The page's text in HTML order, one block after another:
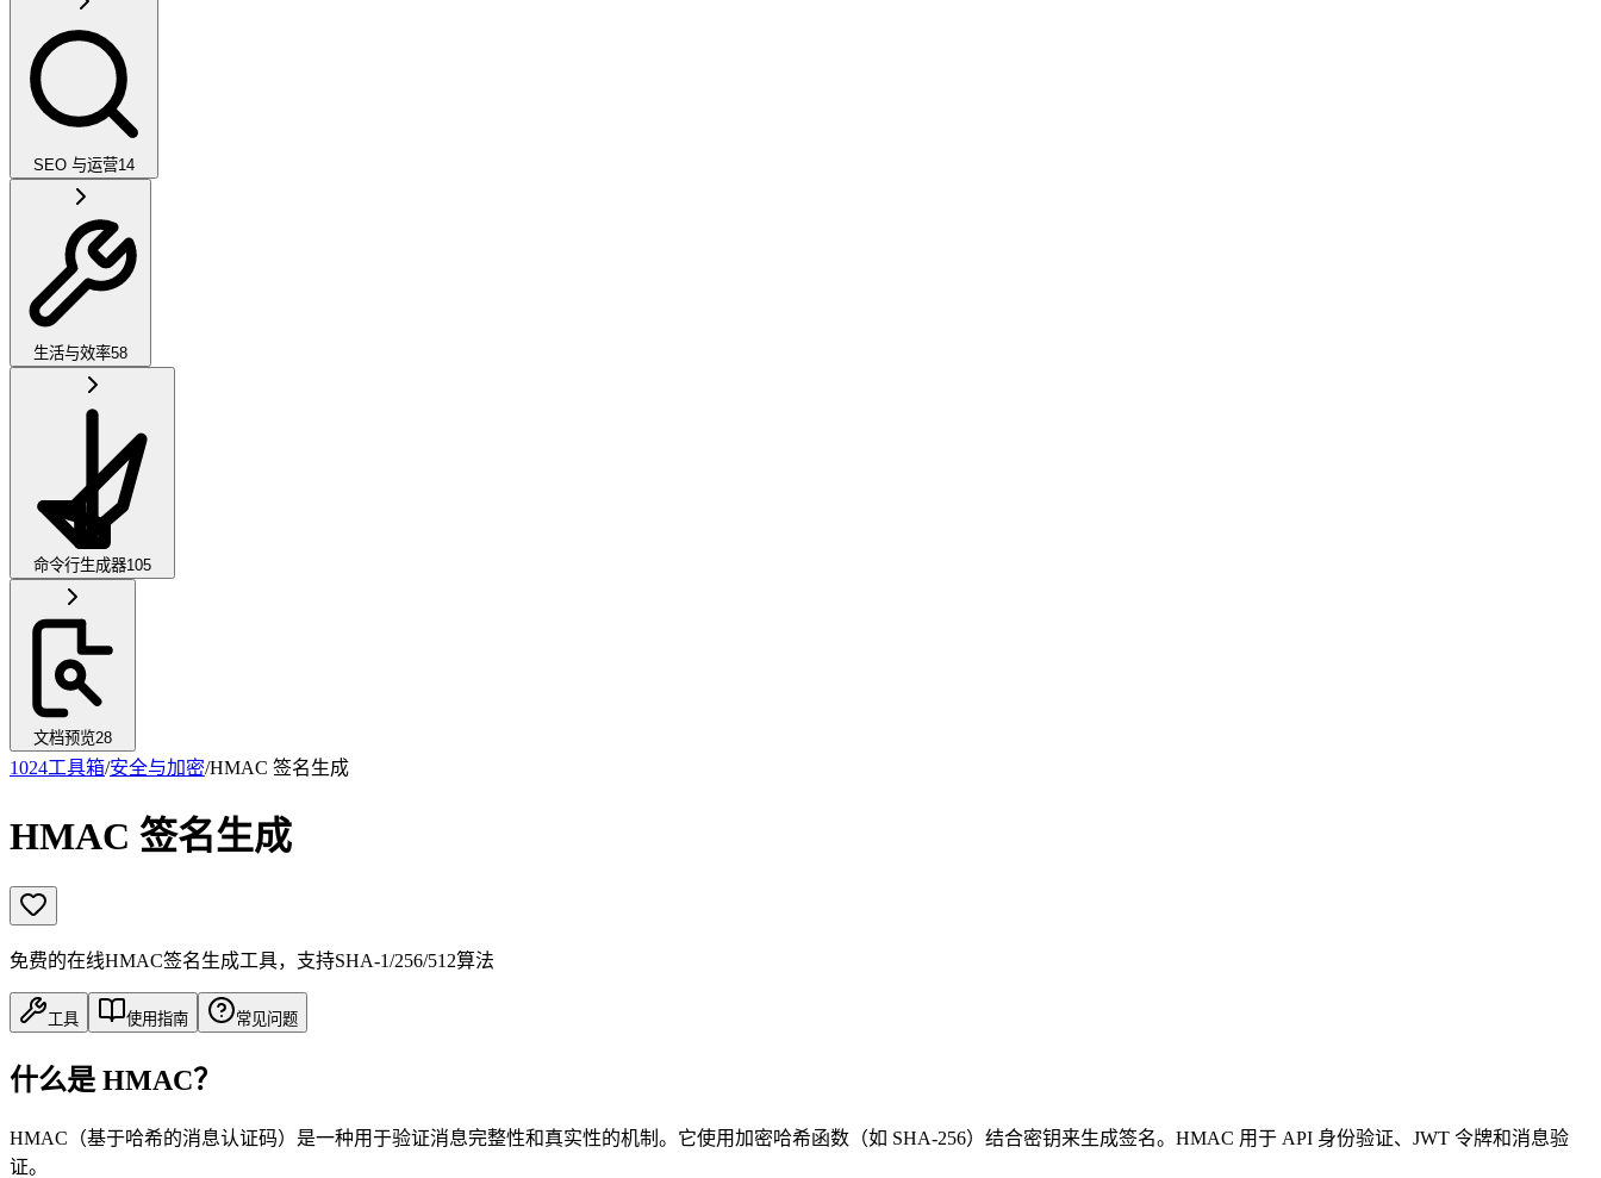
SEO 与运营14
生活与效率58
命令行生成器105
文档预览28
1024工具箱/安全与加密/HMAC 签名生成
HMAC 签名生成
免费的在线HMAC签名生成工具，支持SHA-1/256/512算法
工具 使用指南 常见问题
什么是 HMAC？
HMAC（基于哈希的消息认证码）是一种用于验证消息完整性和真实性的机制。它使用加密哈希函数（如 SHA-256）结合密钥来生成签名。HMAC 用于 API 身份验证、JWT 令牌和消息验
证。